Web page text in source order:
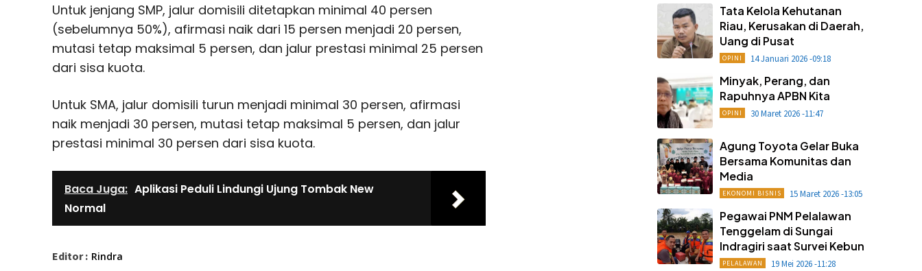
Untuk jenjang SMP, jalur domisili ditetapkan minimal 40 persen
(sebelumnya 50%), afirmasi naik dari 15 persen menjadi 20 persen,
mutasi tetap maksimal 5 persen, dan jalur prestasi minimal 25 persen
dari sisa kuota.
Untuk SMA, jalur domisili turun menjadi minimal 30 persen, afirmasi
naik menjadi 30 persen, mutasi tetap maksimal 5 persen, dan jalur
prestasi minimal 30 persen dari sisa kuota.
Baca Juga: Aplikasi Peduli Lindungi Ujung Tombak New
Normal
Editor : Rindra
Tata Kelola Kehutanan
Riau, Kerusakan di Daerah,
Uang di Pusat
OPINI 14 Januari 2026 -09:18
Minyak, Perang, dan
Rapuhnya APBN Kita
OPINI 30 Maret 2026 -11:47
Agung Toyota Gelar Buka
Bersama Komunitas dan
Media
EKONOMI BISNIS 15 Maret 2026 -13:05
Pegawai PNM Pelalawan
Tenggelam di Sungai
Indragiri saat Survei Kebun
PELALAWAN 19 Mei 2026 -11:28